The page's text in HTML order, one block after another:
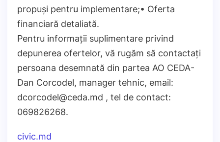
propuși pentru implementare;• Oferta
financiară detaliată.
Pentru informații suplimentare privind
depunerea ofertelor, vă rugăm să contactați
persoana desemnată din partea AO CEDA-
Dan Corcodel, manager tehnic, email:
dcorcodel@ceda.md , tel de contact:
069826268.
civic.md